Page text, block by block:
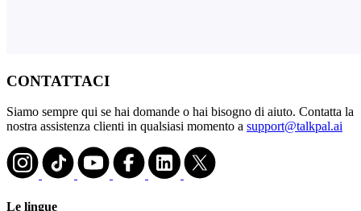
CONTATTACI
Siamo sempre qui se hai domande o hai bisogno di aiuto. Contatta la
nostra assistenza clienti in qualsiasi momento a support@talkpal.ai
Le lingue